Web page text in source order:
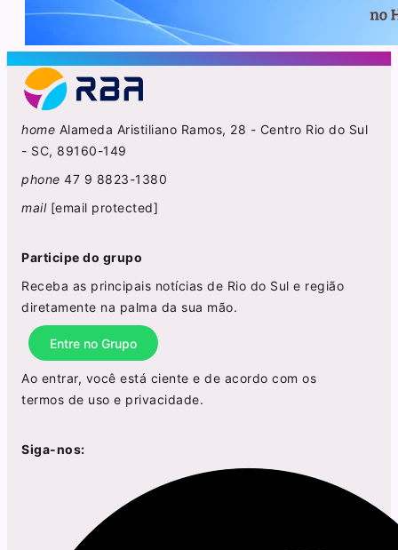
home Alameda Aristiliano Ramos, 28 - Centro Rio do Sul
- SC, 89160-149
phone 47 9 8823-1380
mail [email protected]
Participe do grupo
Receba as principais notícias de Rio do Sul e região
diretamente na palma da sua mão.
Entre no Grupo
Ao entrar, você está ciente e de acordo com os
termos de uso e privacidade.
Siga-nos: